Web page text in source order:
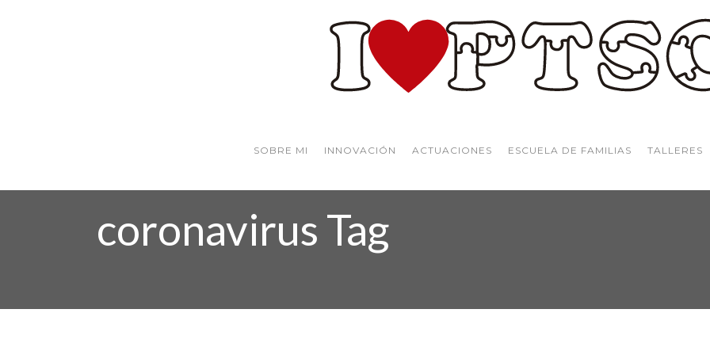
SOBRE MI INNOVACIÓN ACTUACIONES ESCUELA DE FAMILIAS TALLERES
coronavirus Tag